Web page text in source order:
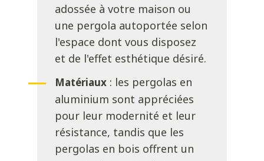
adossée à votre maison ou
une pergola autoportée selon
l'espace dont vous disposez
et de l'effet esthétique désiré.
Matériaux: les pergolas en
aluminium sont appréciées
pour leur modernité et leur
résistance, tandis que les
pergolas en bois offrent un